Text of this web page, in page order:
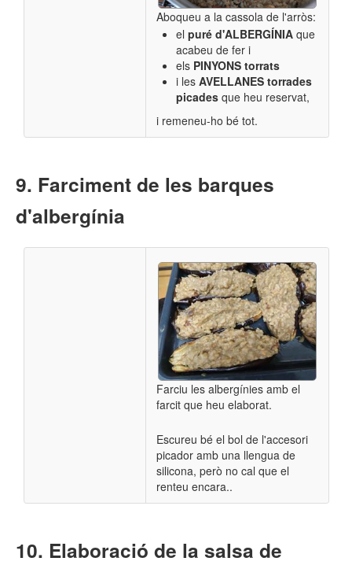
Aboqueu a la cassola de l'arròs:
el puré d'ALBERGÍNIA que
acabeu de fer i
elsPINYONS torrats
i les AVELLANES torrades
picades que heu reservat,
i remeneu-ho bé tot.
Farciment de les barques
d'albergínia
Farciu les albergínies amb el
farcit que heu elaborat.
Escureu bé el bol de l'accesori
picador amb una llengua de
silicona, però no cal que el
renteu encara..
Elaboració de la salsa de